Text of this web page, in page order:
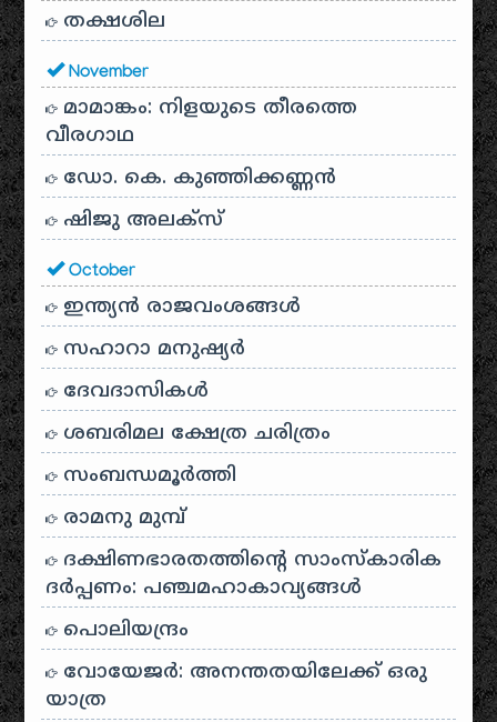
തക്ഷശില
November
മാമാങ്കം: നിളയുടെ തീരത്തെ
വീരഗാഥ
ഡോ. കെ. കുഞ്ഞിക്കണ്ണൻ
ഷിജു അലക്സ്
October
ഇന്ത്യൻ രാജവംശങ്ങൾ
സഹാറാ മനുഷ്യർ
ദേവദാസികൾ
ശബരിമല ക്ഷേത്ര ചരിത്രം
സംബന്ധമൂർത്തി
രാമനു മുമ്പ്
ദക്ഷിണഭാരതത്തിൻ്റെ സാംസ്കാരിക
ദർപ്പണം: പഞ്ചമഹാകാവ്യങ്ങൾ
പൊലിയന്ദ്രം
വോയേജർ: അനന്തതയിലേക്ക് ഒരു
യാത്ര